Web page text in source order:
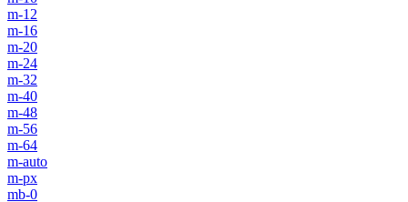
m-12
m-16
m-20
m-24
m-32
m-40
m-48
m-56
m-64
m-auto
m-px
mb-0